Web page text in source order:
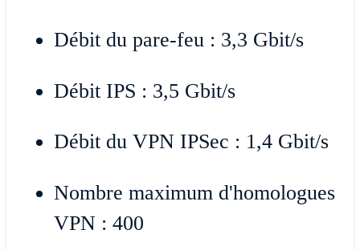
Débit du pare-feu : 3,3 Gbit/s
Débit IPS : 3,5 Gbit/s
Débit du VPN IPSec : 1,4 Gbit/s
Nombre maximum d'homologues
VPN : 400